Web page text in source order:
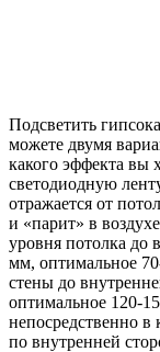
Подсветить
можете двумя
какого эффекта вы
светодиодную
отражается от
и «парит» в
уровня потолка до
мм, оптимальное
стены до
оптимальное 120-
непосредственно в
по внутренней